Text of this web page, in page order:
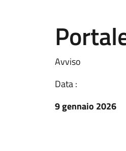
Avviso
Data :
9 gennaio 2026